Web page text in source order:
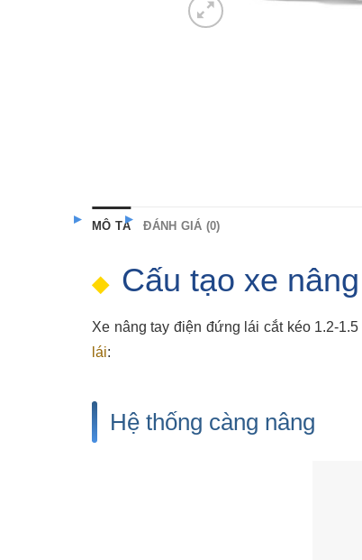
MÔ TẢ ĐÁNH GIÁ (0)
Cấu tạo xe
Xe nâng tay điện đứng lái cắt kéo 1.2-
lái:
Hệ thống càng nâng